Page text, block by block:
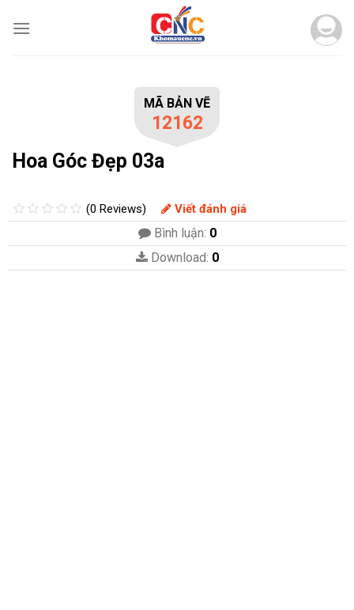
MÃ BẢN VẼ
12162
Hoa Góc Đẹp 03a
(0 Reviews) Viết đánh giá
Bình luận: 0
Download: 0